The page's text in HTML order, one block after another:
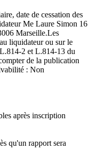
date de cessation des
Me Laure Simon 16
Marseille.Les
liquidateur ou sur le
2 et L.814-13 du
de la publication
: Non
après inscription
qu'un rapport sera